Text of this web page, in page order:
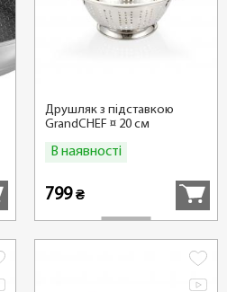
Друшляк з підставкою
GrandCHEF ¤ 20 см
В наявності
799₴